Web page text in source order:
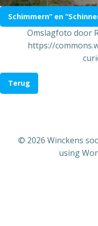
Schimmern” en
Omslagfoto door
https://
Terug
© 2026 Winckens
using